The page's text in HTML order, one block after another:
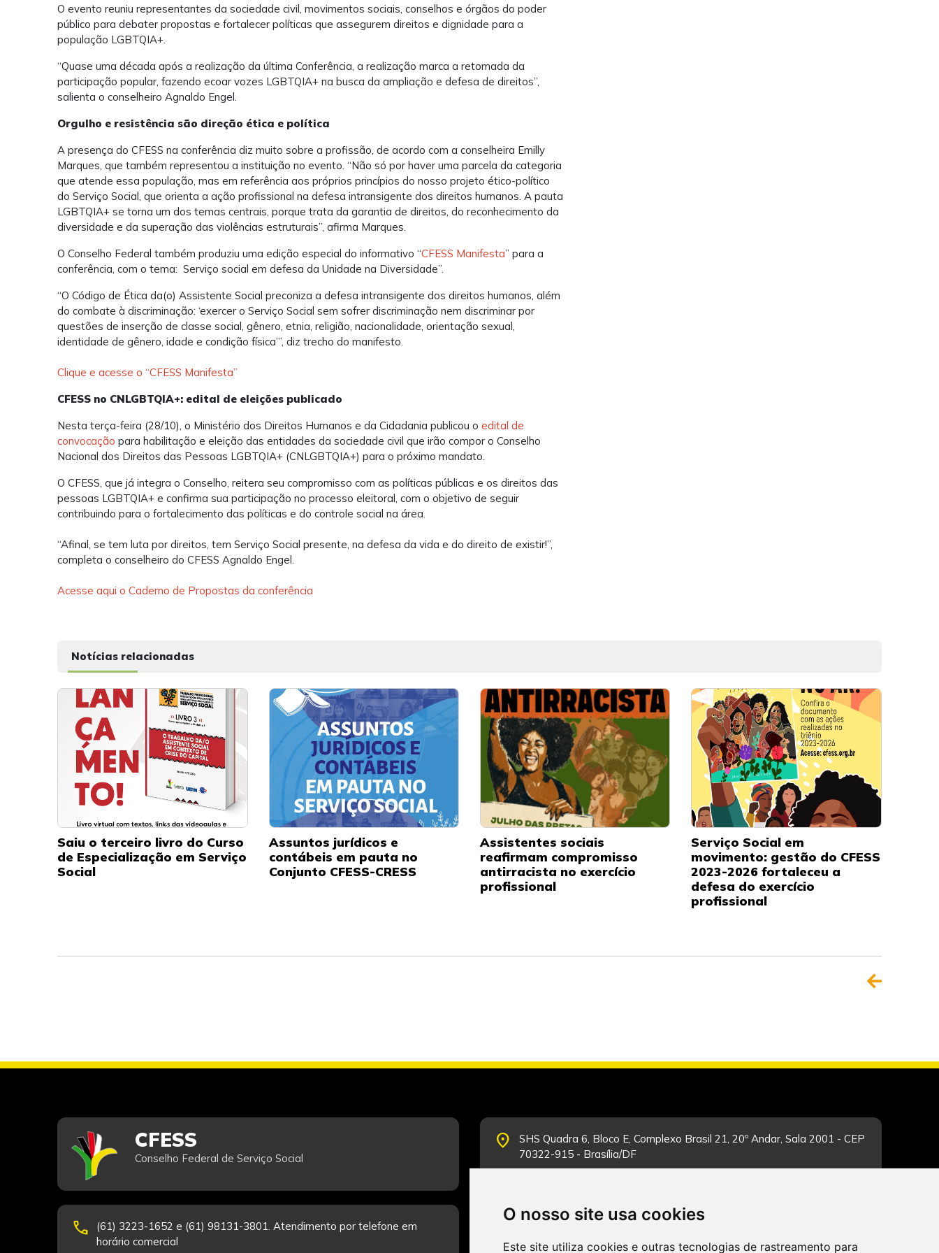
O nosso site usa cookies
Este site utiliza cookies e outras tecnologias de rastreamento para
O evento reuniu representantes da sociedade civil, movimentos sociais, conselhos e órgãos do poder
público para debater propostas e fortalecer políticas que assegurem direitos e dignidade para a
população LGBTQIA+.
“Quase uma década após a realização da última Conferência, a realização marca a retomada da
participação popular, fazendo ecoar vozes LGBTQIA+ na busca da ampliação e defesa de direitos”,
salienta o conselheiro Agnaldo Engel.
Orgulho e resistência são direção ética e política
A presença do CFESS na conferência diz muito sobre a profissão, de acordo com a conselheira Emilly
Marques, que também representou a instituição no evento. “Não só por haver uma parcela da categoria
que atende essa população, mas em referência aos próprios princípios do nosso projeto ético-político
do Serviço Social, que orienta a ação profissional na defesa intransigente dos direitos humanos. A pauta
LGBTQIA+ se torna um dos temas centrais, porque trata da garantia de direitos, do reconhecimento da
diversidade e da superação das violências estruturais”, afirma Marques.
O Conselho Federal também produziu uma edição especial do informativo “CFESS Manifesta” para a
conferência, com o tema: Serviço social em defesa da Unidade na Diversidade”.
“O Código de Ética da(o) Assistente Social preconiza a defesa intransigente dos direitos humanos, além
do combate à discriminação: ‘exercer o Serviço Social sem sofrer discriminação nem discriminar por
questões de inserção de classe social, gênero, etnia, religião, nacionalidade, orientação sexual,
identidade de gênero, idade e condição física’”, diz trecho do manifesto.
Clique e acesse o “CFESS Manifesta”
CFESS no CNLGBTQIA+: edital de eleições publicado
Nesta terça-feira (28/10), o Ministério dos Direitos Humanos e da Cidadania publicou oedital de
convocação para habilitação e eleição das entidades da sociedade civil que irão compor o Conselho
Nacional dos Direitos das Pessoas LGBTQIA+ (CNLGBTQIA+) para o próximo mandato.
O CFESS, que já integra o Conselho, reitera seu compromisso com as políticas públicas e os direitos das
pessoas LGBTQIA+ e confirma sua participação no processo eleitoral, com o objetivo de seguir
contribuindo para o fortalecimento das políticas e do controle social na área.
“Afinal, se tem luta por direitos, tem Serviço Social presente, na defesa da vida e do direito de existir!”,
completa o conselheiro do CFESS Agnaldo Engel.
Acesse aqui o Caderno de Propostas da conferência
Notícias relacionadas
Saiu o terceiro livro do Curso
de Especialização em Serviço
Social
Assuntos jurídicos e
contábeis em pauta no
Conjunto CFESS-CRESS
Assistentes sociais
reafirmam compromisso
antirracista no exercício
profissional
Serviço Social em
movimento: gestão do CFESS
2023-2026 fortaleceu a
defesa do exercício
profissional
CFESS
Conselho Federal de Serviço Social
place
SHS Quadra 6, Bloco E, Complexo Brasil 21, 20º Andar, Sala 2001 - CEP
70322-915 - Brasília/DF
phone
(61) 3223-1652 e (61) 98131-3801. Atendimento por telefone em
horário comercial
schedule
Fale Conosco.